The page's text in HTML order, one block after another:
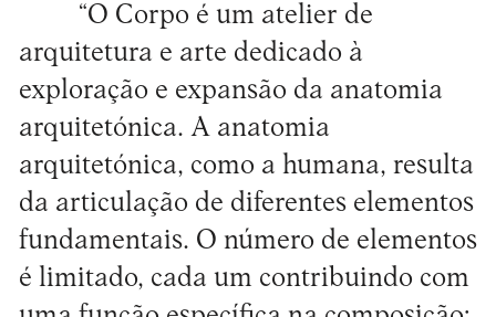
“O Corpo é um atelier de
arquitetura e arte dedicado à
exploração e expansão da anatomia
arquitetónica. A anatomia
arquitetónica, como a humana, resulta
da articulação de diferentes elementos
fundamentais. O número de elementos
é limitado, cada um contribuindo com